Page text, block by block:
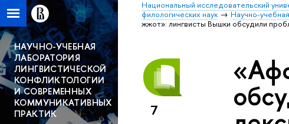
Национальный исследовательский
филологических наук
Научно-
жжот»: лингвисты Вышки обсудили
НАУЧНО-УЧЕБНАЯ
ЛАБОРАТОРИЯ
ЛИНГВИСТИЧЕСКОЙ
КОНФЛИКТОЛОГИИ
И СОВРЕМЕННЫХ
КОММУНИКАТИВНЫХ
ПРАКТИК
7